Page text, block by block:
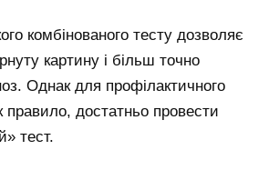
комбінованого тесту дозволяє
картину і більш точно
Однак для профілактичного
правило, достатньо провести
тест.